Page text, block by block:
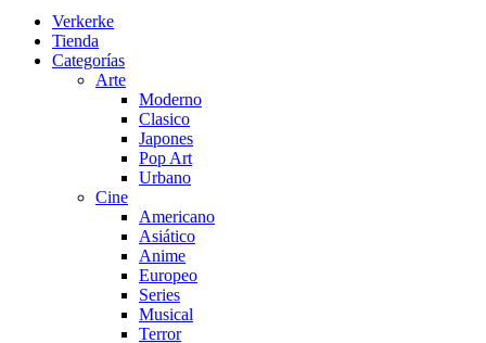
Verkerke
Tienda
Categorías
Arte
Moderno
Clasico
Japones
Pop Art
Urbano
Cine
Americano
Asiático
Anime
Europeo
Series
Musical
Terror